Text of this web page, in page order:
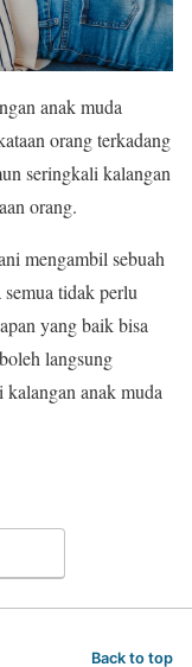
anak muda
orang terkadang
seringkali kalangan
orang.
mengambil sebuah
tidak perlu
yang baik bisa
langsung
anak muda
Back to top